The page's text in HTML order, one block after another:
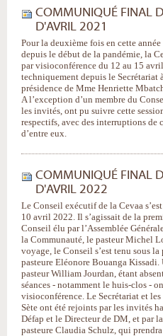
COMMUNIQUÉ FINAL
D'AVRIL 2021
Pour la deuxième fois en cette
depuis le début de la pandémie, la
par visioconférence du 12 au 15
techniquement depuis le Secrétariat
présidence de Mme Henriette
A l’exception d’un membre du
les invités, ont pu suivre cette
respectifs, avec des interruptions
d’entre eux.
COMMUNIQUÉ FINAL
D'AVRIL 2022
Le Conseil exécutif de la Cevaa
10 avril 2022. Il s’agissait de la
Conseil élu par l’Assemblée
la Communauté, le pasteur Michel
voyage, le Conseil s’est tenu sous
pasteure Eléonore Bouanga
pasteur William Jourdan, étant
séances - notamment le huis-clos -
visioconférence. Le Secrétariat et
Sète ont été rejoints par les invités
Défap et le Directeur de DM, et par
pasteure Claudia Schulz, qui